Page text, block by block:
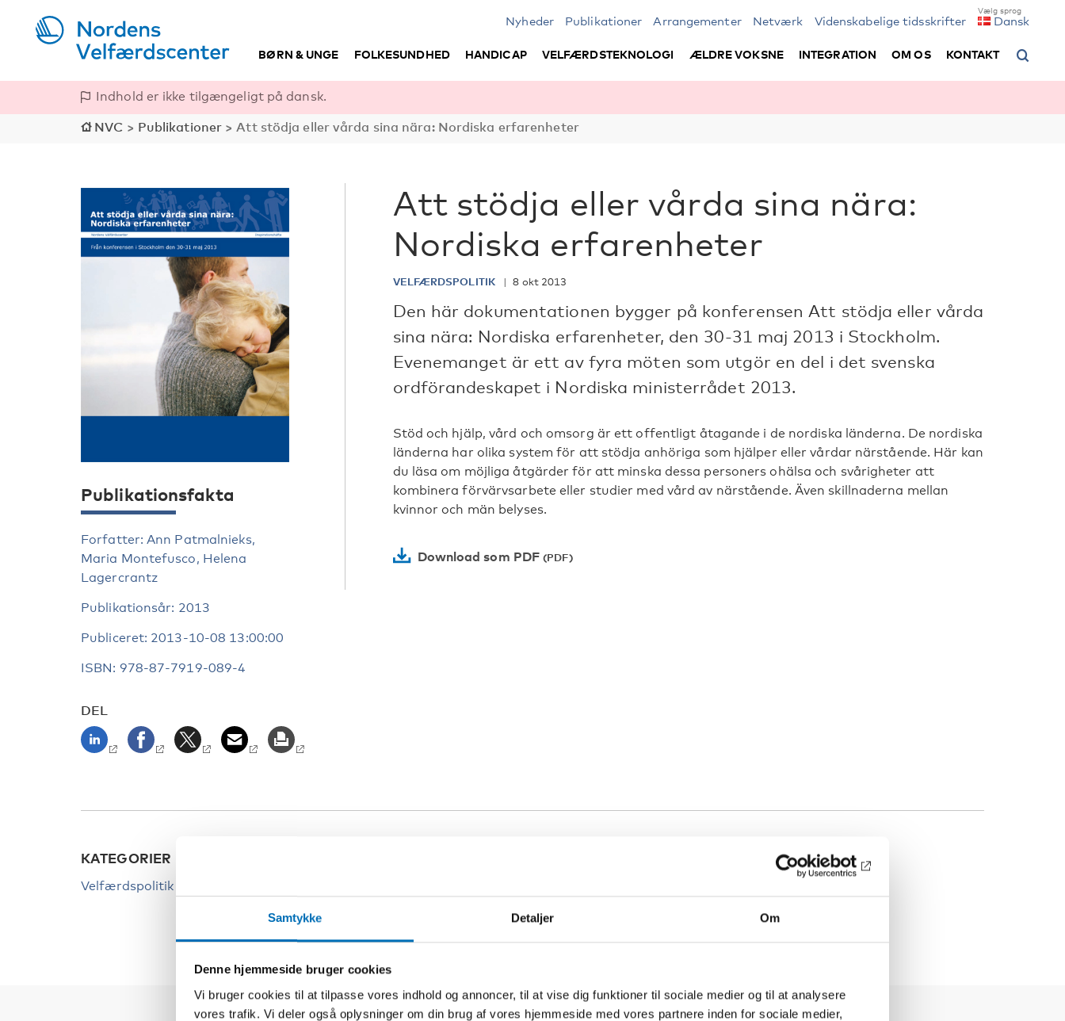
Samtykke Detaljer Om
Denne hjemmeside bruger cookies
Vi bruger cookies til at tilpasse vores indhold og annoncer, til at vise dig funktioner til sociale medier og til at analysere
vores trafik. Vi deler også oplysninger om din brug af vores hjemmeside med vores partnere inden for sociale medier,
Nyheder Publikationer Arrangementer Netværk Videnskabelige tidsskrifter Dansk
BØRN & UNGE FOLKESUNDHED HANDICAP VELFÆRDSTEKNOLOGI ÆLDRE VOKSNE INTEGRATION OM OS KONTAKT
Indhold er ikke tilgængeligt på dansk.
NVC > Publikationer >Att stödja eller vårda sina nära: Nordiska erfarenheter
Att stödja eller vårda sina nära:
Nordiska erfarenheter
VELFÆRDSPOLITIK 8 okt 2013
Den här dokumentationen bygger på konferensen Att stödja eller vårda
sina nära: Nordiska erfarenheter, den 30-31 maj 2013 i Stockholm.
Evenemanget är ett av fyra möten som utgör en del i det svenska
ordförandeskapet i Nordiska ministerrådet 2013.
Stöd och hjälp, vård och omsorg är ett offentligt åtagande i de nordiska länderna. De nordiska
länderna har olika system för att stödja anhöriga som hjälper eller vårdar närstående. Här kan
du läsa om möjliga åtgärder för att minska dessa personers ohälsa och svårigheter att
kombinera förvärvsarbete eller studier med vård av närstående. Även skillnaderna mellan
kvinnor och män belyses.
Download som PDF
Publikationsfakta
Forfatter: Ann Patmalnieks,
Maria Montefusco, Helena
Lagercrantz
Publikationsår: 2013
Publiceret: 2013-10-08 13:00:00
ISBN: 978-87-7919-089-4
DEL
KATEGORIER
Velfærdspolitik